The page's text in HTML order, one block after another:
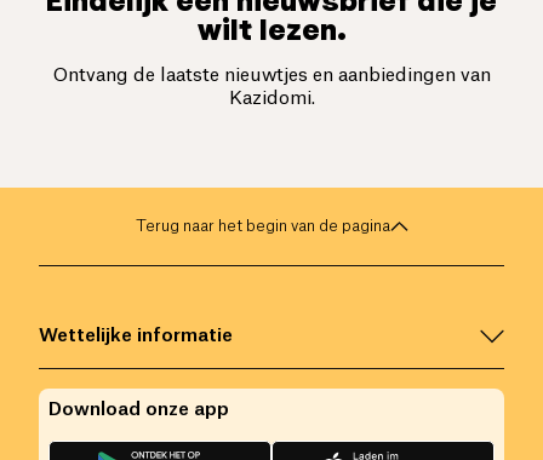
wilt lezen.
Ontvang de laatste nieuwtjes en aanbiedingen van
Kazidomi.
Terug naar het begin van de pagina
Wettelijke informatie
Download onze app